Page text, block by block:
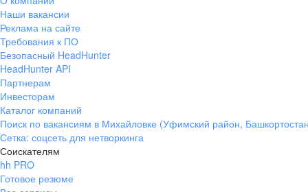
pr@nsk.hh.ru
Наши вакансии
Реклама на сайте
Требования к ПО
Безопасный HeadHunter
HeadHunter API
Партнерам
Инвесторам
Каталог компаний
Поиск по вакансиям в Михайловке (Уфимский район,
Сетка: соцсеть для нетворкинга
Соискателям
hh PRO
Готовое резюме